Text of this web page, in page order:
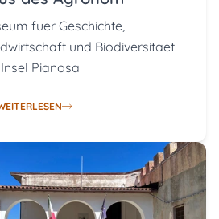
fuer Geschichte,
und Biodiversitaet
Pianosa